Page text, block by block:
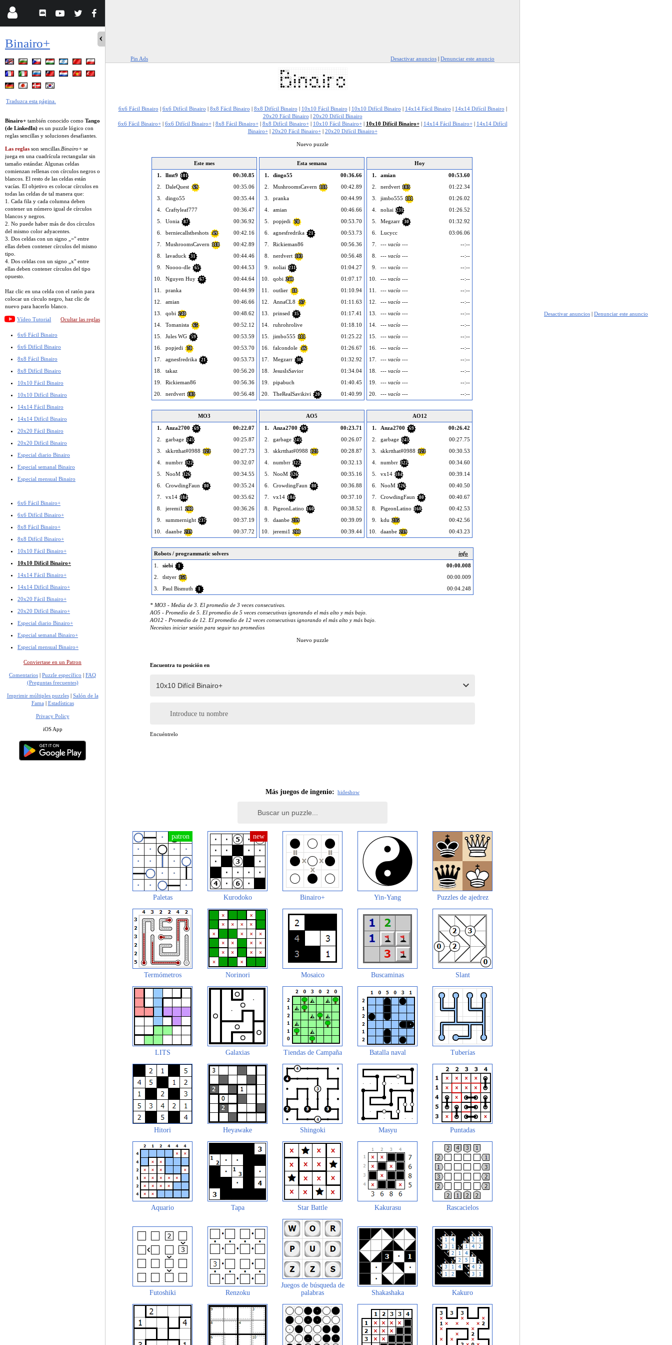
Binairo+
Traduzca esta página.
Binairo+ también conocido como Tango
(de LinkedIn) es un puzzle lógico con
reglas sencillas y soluciones desafiantes.
Las reglas son sencillas. Binairo+ se
juega en una cuadrícula rectangular sin
tamaño estándar. Algunas celdas
comienzan rellenas con círculos negros o
blancos. El resto de las celdas están
vacías. El objetivo es colocar círculos en
todas las celdas de tal manera que:
1. Cada fila y cada columna deben
contener un número igual de círculos
blancos y negros.
2. No puede haber más de dos círculos
del mismo color adyacentes.
3. Dos celdas con un signo „=" entre
ellas deben contener círculos del mismo
tipo.
4. Dos celdas con un signo „x" entre
ellas deben contener círculos del tipo
opuesto.
Haz clic en una celda con el ratón para
colocar un círculo negro, haz clic de
nuevo para hacerlo blanco.
Vídeo Tutorial Ocultar las reglas
6x6 Fácil Binairo
6x6 Difícil Binairo
8x8 Fácil Binairo
8x8 Difícil Binairo
10x10 Fácil Binairo
10x10 Difícil Binairo
14x14 Fácil Binairo
14x14 Difícil Binairo
20x20 Fácil Binairo
20x20 Difícil Binairo
Especial diario Binairo
Especial semanal Binairo
Especial mensual Binairo
6x6 Fácil Binairo+
6x6 Difícil Binairo+
8x8 Fácil Binairo+
8x8 Difícil Binairo+
10x10 Fácil Binairo+
10x10 Difícil Binairo+
14x14 Fácil Binairo+
14x14 Difícil Binairo+
20x20 Fácil Binairo+
20x20 Difícil Binairo+
Especial diario Binairo+
Especial semanal Binairo+
Especial mensual Binairo+
Conviertase en un Patron
Comentarios | Puzzle específico | FAQ
(Preguntas frecuentes)
Imprimir múltiples puzzles| Salón de la
Fama | Estadísticas
Privacy Policy
iOS App
Pin Ads Desactivar anuncios | Denunciar este anuncio
6x6 Fácil Binairo | 6x6 Difícil Binairo | 8x8 Fácil Binairo | 8x8 Difícil Binairo | 10x10 Fácil Binairo | 10x10 Difícil Binairo | 14x14 Fácil Binairo | 14x14 Difícil Binairo |
20x20 Fácil Binairo | 20x20 Difícil Binairo
6x6 Fácil Binairo+| 6x6 Difícil Binairo+| 8x8 Fácil Binairo+| 8x8 Difícil Binairo+| 10x10 Fácil Binairo+| 10x10 Difícil Binairo+| 14x14 Fácil Binairo+| 14x14 Difícil
Binairo+| 20x20 Fácil Binairo+| 20x20 Difícil Binairo+
Nuevo puzzle
Este mes
1.
llmt9 101
00:30.85
2.
DaleQuest 69
00:35.06
3.
dingo55
00:35.44
4.
Craftyleaf777
00:36.47
5.
Uonia 87
00:36.92
6.
berniecallstheshots 49
00:42.16
7.
MushroomsCavern 118
00:42.89
8.
lavaduck 31
00:44.46
9.
Noooo-dle 65
00:44.53
10.
Nguyen Huy 67
00:44.64
11.
pranka
00:44.99
12.
amian
00:46.66
13.
qobi 240
00:48.62
14.
Tomanista 65
00:52.12
15.
Jules WG 59
00:53.59
16.
popjedi 70
00:53.70
17.
agnesfredrika 21
00:53.73
18.
takaz
00:56.20
19.
Rickieman86
00:56.36
20.
nerdvert 103 00:56.48
Esta semana
1.
dingo55
00:36.66
2.
MushroomsCavern 118
00:42.89
3.
pranka
00:44.99
4.
amian
00:46.66
5.
popjedi 70
00:53.70
6.
agnesfredrika 21
00:53.73
7.
Rickieman86
00:56.36
8.
nerdvert 103
00:56.48
9.
noliai 231
01:04.27
10.
qobi 240
01:07.17
11.
outlier 18
01:10.94
12.
AnnaCL8 37
01:11.63
13.
prinsed 35
01:17.41
14.
ruhrohrolive
01:18.10
15.
jimbo555 111
01:25.22
16.
falcondole 46
01:26.67
17.
Megzarr 30
01:32.92
18.
JesusIsSavior
01:34.04
19.
pipabuch
01:40.45
20.
TheRealSavikivi 20 01:40.99
Hoy
1.
amian
00:53.60
2.
nerdvert 103
01:22.34
3.
jimbo555 111
01:26.02
4.
noliai 231
01:26.52
5.
Megzarr 30
01:32.92
6.
Lucycc
03:06.06
7.
--- vacío ---
--:--
8.
--- vacío ---
--:--
9.
--- vacío ---
--:--
10.
--- vacío ---
--:--
11.
--- vacío ---
--:--
12.
--- vacío ---
--:--
13.
--- vacío ---
--:--
14.
--- vacío ---
--:--
15.
--- vacío ---
--:--
16.
--- vacío ---
--:--
17.
--- vacío ---
--:--
18.
--- vacío ---
--:--
19.
--- vacío ---
--:--
20.
--- vacío --- --:--
MO3
1.
Anza2700 69
00:22.07
2.
garbage 245
00:25.87
3.
skkrtthat#0988 123
00:27.73
4.
numbrr 322
00:32.07
5.
NooM 326
00:34.55
6.
CrowdingFaun 80
00:35.24
7.
vx14 184
00:35.62
8.
jeremi1 200
00:36.26
9.
summernight 237
00:37.19
10.
daanbe 239 00:37.72
AO5
1.
Anza2700 69
00:23.71
2.
garbage 245
00:26.07
3.
skkrtthat#0988 123
00:28.87
4.
numbrr 322
00:32.13
5.
NooM 326
00:35.16
6.
CrowdingFaun 80
00:36.88
7.
vx14 184
00:37.10
8.
PigeonLatino 160
00:38.52
9.
daanbe 239
00:39.09
10.
jeremi1 200 00:39.44
AO12
1.
Anza2700 69
00:26.42
2.
garbage 245
00:27.75
3.
skkrtthat#0988 123
00:30.53
4.
numbrr 322
00:34.60
5.
vx14 184
00:39.14
6.
NooM 326
00:40.50
7.
CrowdingFaun 80
00:40.67
8.
PigeonLatino 160
00:42.53
9.
kdu 235
00:42.56
10.
daanbe 239 00:43.23
Robots / programmatic solvers
info
1.
siebi 1
00:00.008
2.
tlstyer 151
00:00.009
3.
Paul Bismuth 1 00:04.248
* MO3 - Media de 3. El promedio de 3 veces consecutivas.
AO5 - Promedio de 5. El promedio de 5 veces consecutivas ignorando el más alto y más bajo.
AO12 - Promedio de 12. El promedio de 12 veces consecutivas ignorando el más alto y más bajo.
Necesitas iniciar sesión para seguir tus promedios
Nuevo puzzle
Encuentra tu posición en
Introduce tu nombre
Encuéntrelo
Más juegos de ingenio: hideshow
Paletas Kurodoko Binairo+ Yin-Yang Puzzles de ajedrez
Termómetros Norinori Mosaico Buscaminas Slant
LITS Galaxias Tiendas de Campaña Batalla naval Tuberías
Hitori Heyawake Shingoki Masyu Puntadas
Aquario Tapa Star Battle Kakurasu Rascacielos
Futoshiki Renzoku
Juegos de búsqueda de
palabras
Shakashaka Kakuro
Desactivar anuncios | Denunciar este anuncio